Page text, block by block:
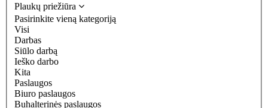
Plaukų priežiūra
Pasirinkite vieną kategoriją
Visi
Darbas
Siūlo darbą
Ieško darbo
Kita
Paslaugos
Biuro paslaugos
Buhalterinės paslaugos